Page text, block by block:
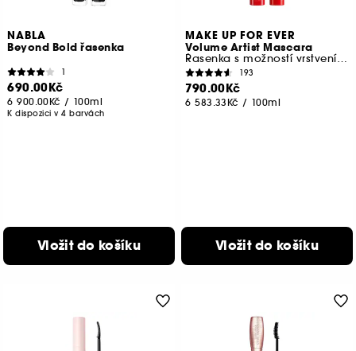
NABLA
Beyond Bold řasenka
1
690.00Kč
6 900.00Kč / 100ml
K dispozici v 4 barvách
Vložit do košíku
MAKE UP FOR EVER
Volume Artist Mascara
Řasenka s možností vrstvení objemu
193
790.00Kč
6 583.33Kč / 100ml
Vložit do košíku